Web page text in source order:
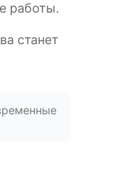
работы.
станет